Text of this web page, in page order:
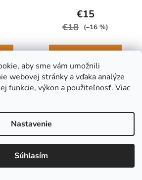
aby sme vám umožnili
webovej stránky a vďaka analýze
funkcie, výkon a použiteľnosť. Viac
Nastavenie
Súhlasím
€15
€18 (–16 %)